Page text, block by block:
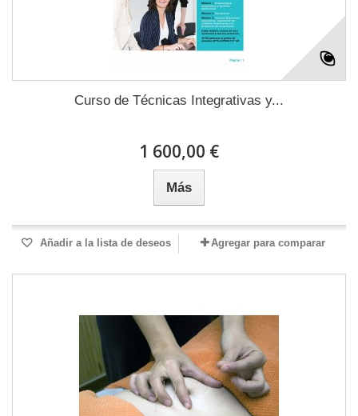
Curso de Técnicas Integrativas y...
1 600,00 €
Más
Añadir a la lista de deseos Agregar para comparar